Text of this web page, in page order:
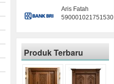
Aris Fatah
590001021751530
Produk Terbaru